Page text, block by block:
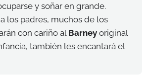
y soñar en grande.
los padres, muchos de los
con cariño al Barney original
también les encantará el